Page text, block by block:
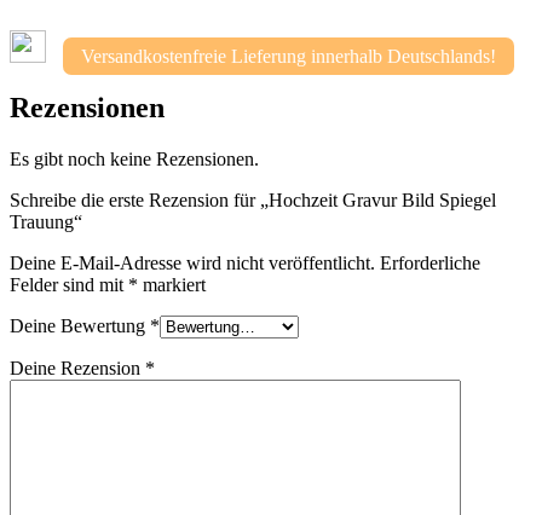
Versandkostenfreie Lieferung innerhalb Deutschlands!
Rezensionen
Es gibt noch keine Rezensionen.
Schreibe die erste Rezension für „Hochzeit Gravur Bild Spiegel
Trauung“
Deine E-Mail-Adresse wird nicht veröffentlicht. Erforderliche
Felder sind mit * markiert
Deine Bewertung *
Deine Rezension *